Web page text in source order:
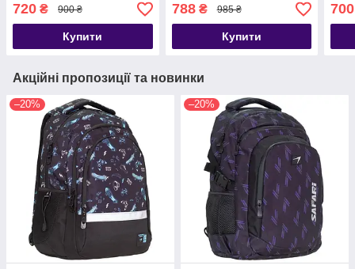
720 ₴ 900 ₴
Купити
788₴ 985 ₴
Купити
700
Акційні пропозиції та новинки
–20% –20%